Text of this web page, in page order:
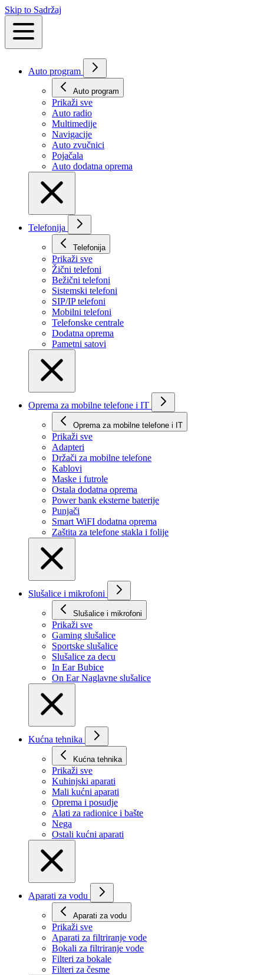
Skip to Sadržaj
Auto program
Auto program
Prikaži svе
Auto radio
Multimedije
Navigacije
Auto zvučnici
Pojačala
Auto dodatna oprema
Telefonija
Telefonija
Prikaži svе
Žični telefoni
Bežični telefoni
Sistemski telefoni
SIP/IP telefoni
Mobilni telefoni
Telefonske centrale
Dodatna oprema
Pametni satovi
Oprema za mobilne telefone i IT
Oprema za mobilne telefone i IT
Prikaži svе
Adapteri
Držači za mobilne telefone
Kablovi
Maske i futrole
Ostala dodatna oprema
Power bank eksterne baterije
Punjači
Smart WiFI dodatna oprema
Zaštita za telefone stakla i folije
Slušalice i mikrofoni
Slušalice i mikrofoni
Prikaži svе
Gaming slušalice
Sportske slušalice
Slušalice za decu
In Ear Bubice
On Ear Naglavne slušalice
Kućna tehnika
Kućna tehnika
Prikaži svе
Kuhinjski aparati
Mali kućni aparati
Oprema i posudje
Alati za radionice i bašte
Nega
Ostali kućni aparati
Aparati za vodu
Aparati za vodu
Prikaži svе
Aparati za filtriranje vode
Bokali za filtriranje vode
Filteri za bokale
Filteri za česme